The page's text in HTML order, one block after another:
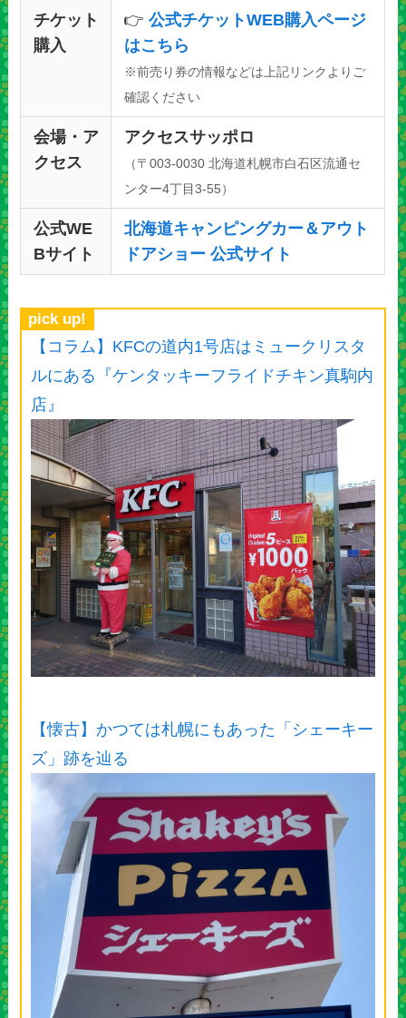
チケット
購入
👉 公式チケットWEB購入ページ
はこちら
※前売り券の情報などは上記リンクよりご
確認ください
会場・ア
クセス
アクセスサッポロ
（〒003-0030 北海道札幌市白石区流通セ
ンター4丁目3-55）
公式WE
Bサイト
北海道キャンピングカー＆アウト
ドアショー 公式サイト
pick up!
【コラム】KFCの道内1号店はミュークリスタ
ルにある『ケンタッキーフライドチキン真駒内
店』
【懐古】かつては札幌にもあった「シェーキー
ズ」跡を辿る